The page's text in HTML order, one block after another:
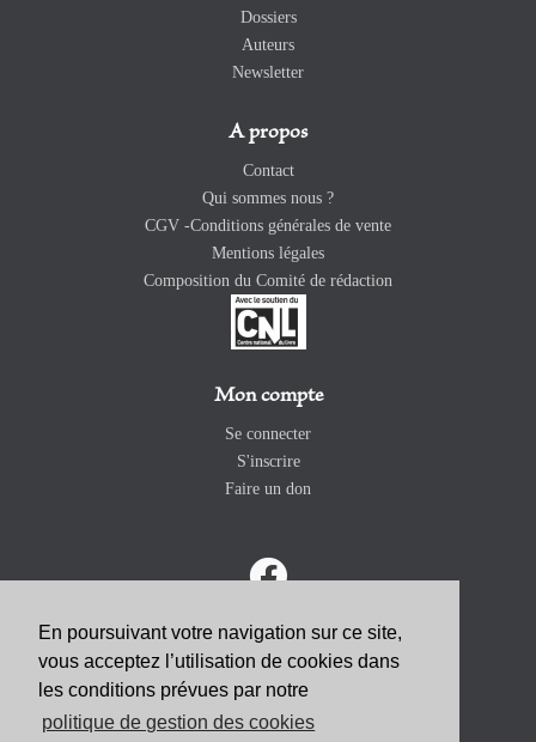
En poursuivant votre navigation sur ce site,
vous acceptez l’utilisation de cookies dans
les conditions prévues par notre
politique de gestion des cookies
Dossiers
Auteurs
Newsletter
A propos
Contact
Qui sommes nous ?
CGV -Conditions générales de vente
Mentions légales
Composition du Comité de rédaction
Mon compte
Se connecter
S'inscrire
Faire un don
ABONNEZ-VOUS